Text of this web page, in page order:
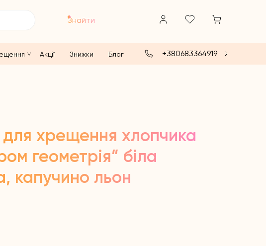
Знайти
Акції Знижки Блог +380683364919
хрещення хлопчика
геометрія” біла
капучино льон